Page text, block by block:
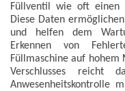
Füllventil wie oft einen
Diese Daten
und helfen dem
Erkennen von
Füllmaschine auf hohem
Verschlusses reicht
Anwesenheitskontrolle